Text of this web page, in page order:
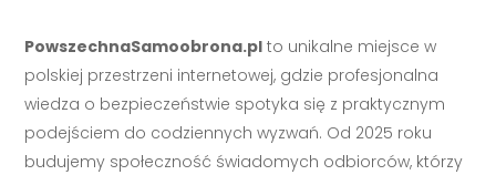
PowszechnaSamoobrona.pl to unikalne miejsce w
polskiej przestrzeni internetowej, gdzie profesjonalna
wiedza o bezpieczeństwie spotyka się z praktycznym
podejściem do codziennych wyzwań. Od 2025 roku
budujemy społeczność świadomych odbiorców, którzy